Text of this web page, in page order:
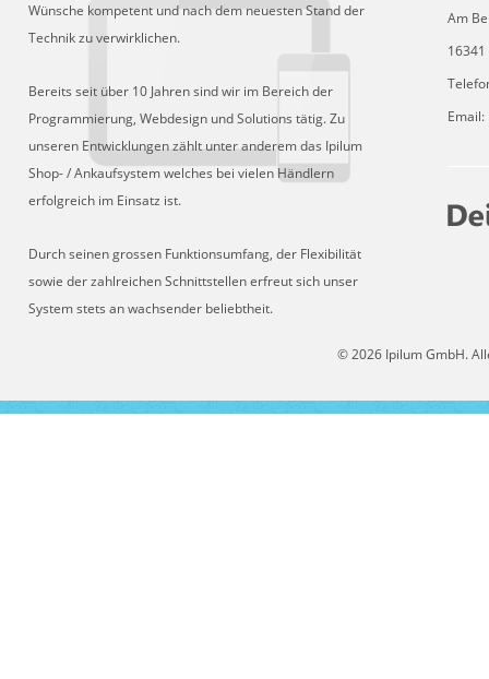
Wünsche kompetent und nach dem neuesten Stand der
Technik zu verwirklichen.
Bereits seit über 10 Jahren sind wir im Bereich der
Programmierung, Webdesign und Solutions tätig. Zu
unseren Entwicklungen zählt unter anderem das Ipilum
Shop- / Ankaufsystem welches bei vielen Händlern
erfolgreich im Einsatz ist.
Durch seinen grossen Funktionsumfang, der Flexibilität
sowie der zahlreichen Schnittstellen erfreut sich unser
System stets an wachsender beliebtheit.
Am
© 2026 Ipilum GmbH.